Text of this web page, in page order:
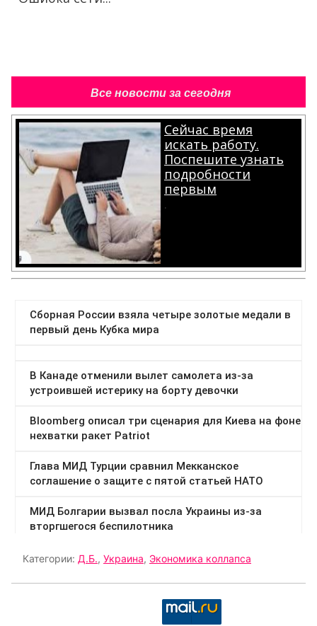
Все новости за сегодня
Сейчас время
искать работу.
Поспешите узнать
подробности
первым
.
Категории: Д.Б., Украина, Экономика коллапса